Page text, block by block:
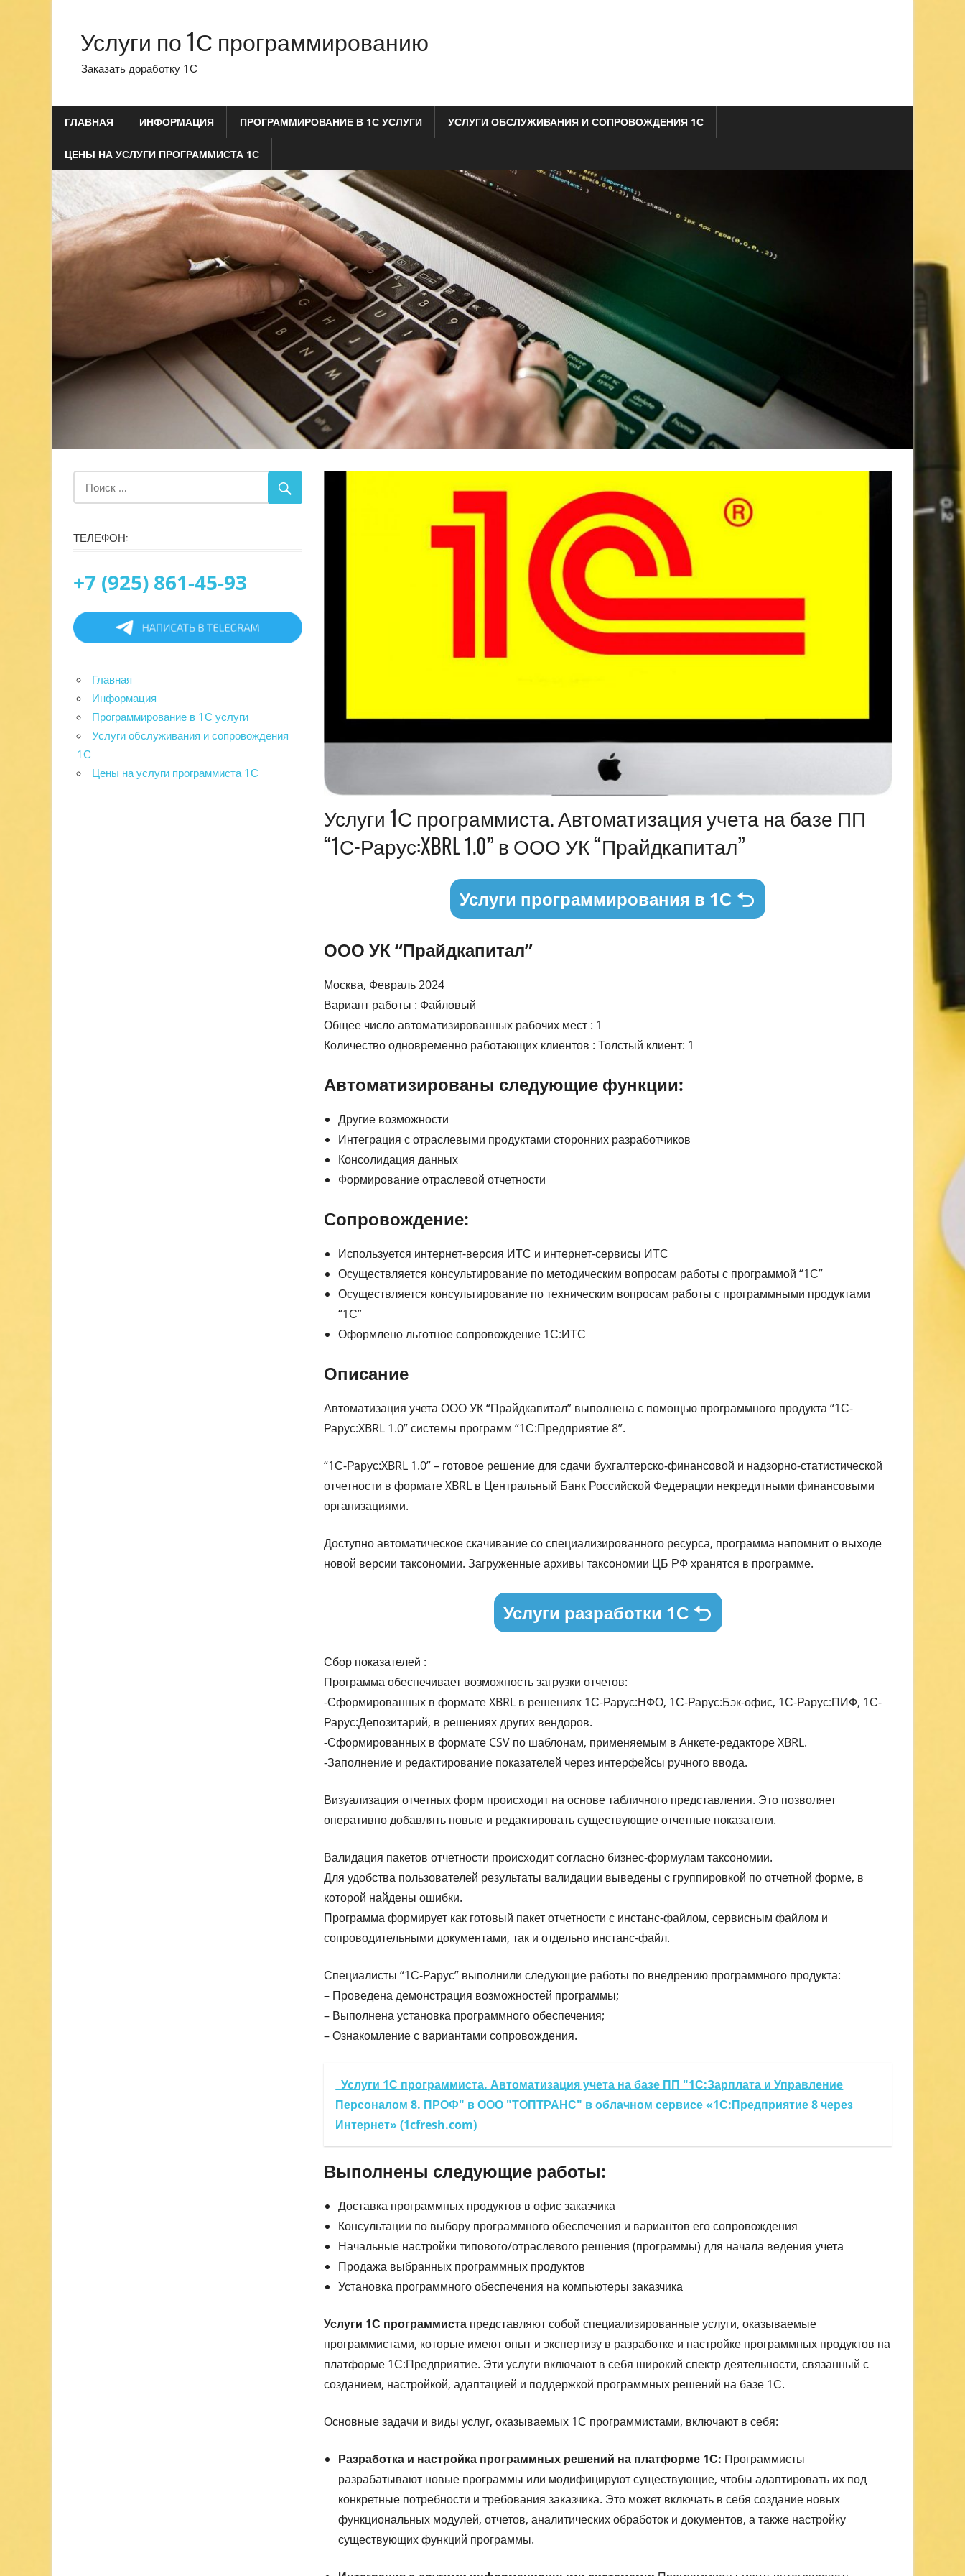
содержимому
Услуги по 1С программированию
Заказать доработку 1С
ГЛАВНАЯ ИНФОРМАЦИЯ ПРОГРАММИРОВАНИЕ В 1С УСЛУГИ УСЛУГИ ОБСЛУЖИВАНИЯ И СОПРОВОЖДЕНИЯ 1С
ЦЕНЫ НА УСЛУГИ ПРОГРАММИСТА 1С
Информация
Услуги 1С программиста. Автоматизация учета на базе ПП
“1С-Рарус:XBRL 1.0” в ООО УК “Прайдкапитал”
Услуги программирования в 1С
ООО УК “Прайдкапитал”
Москва, Февраль 2024
Вариант работы : Файловый
Общее число автоматизированных рабочих мест : 1
Количество одновременно работающих клиентов : Толстый клиент: 1
Автоматизированы следующие функции:
Другие возможности
Интеграция с отраслевыми продуктами сторонних разработчиков
Консолидация данных
Формирование отраслевой отчетности
Сопровождение:
Используется интернет-версия ИТС и интернет-сервисы ИТС
Осуществляется консультирование по методическим вопросам работы с программой “1С”
Осуществляется консультирование по техническим вопросам работы с программными продуктами
“1С”
Оформлено льготное сопровождение 1С:ИТС
Описание
Автоматизация учета ООО УК “Прайдкапитал” выполнена с помощью программного продукта “1С-
Рарус:XBRL 1.0” системы программ “1С:Предприятие 8”.
“1С-Рарус:XBRL 1.0” – готовое решение для сдачи бухгалтерско-финансовой и надзорно-статистической
отчетности в формате XBRL в Центральный Банк Российской Федерации некредитными финансовыми
организациями.
Доступно автоматическое скачивание со специализированного ресурса, программа напомнит о выходе
новой версии таксономии. Загруженные архивы таксономии ЦБ РФ хранятся в программе.
Услуги разработки 1С
Сбор показателей :
Программа обеспечивает возможность загрузки отчетов:
-Сформированных в формате XBRL в решениях 1С-Рарус:НФО, 1С-Рарус:Бэк-офис, 1С-Рарус:ПИФ, 1С-
Рарус:Депозитарий, в решениях других вендоров.
-Сформированных в формате CSV по шаблонам, применяемым в Анкете-редакторе XBRL.
-Заполнение и редактирование показателей через интерфейсы ручного ввода.
Визуализация отчетных форм происходит на основе табличного представления. Это позволяет
оперативно добавлять новые и редактировать существующие отчетные показатели.
Валидация пакетов отчетности происходит согласно бизнес-формулам таксономии.
Для удобства пользователей результаты валидации выведены с группировкой по отчетной форме, в
которой найдены ошибки.
Программа формирует как готовый пакет отчетности с инстанс-файлом, сервисным файлом и
сопроводительными документами, так и отдельно инстанс-файл.
Специалисты “1С-Рарус” выполнили следующие работы по внедрению программного продукта:
– Проведена демонстрация возможностей программы;
– Выполнена установка программного обеспечения;
– Ознакомление с вариантами сопровождения.
Услуги 1С программиста. Автоматизация учета на базе ПП "1С:Зарплата и Управление
Персоналом 8. ПРОФ" в ООО "ТОПТРАНС" в облачном сервисе «1С:Предприятие 8 через
Интернет» (1cfresh.com)
Выполнены следующие работы:
Доставка программных продуктов в офис заказчика
Консультации по выбору программного обеспечения и вариантов его сопровождения
Начальные настройки типового/отраслевого решения (программы) для начала ведения учета
Продажа выбранных программных продуктов
Установка программного обеспечения на компьютеры заказчика
Услуги 1С программиста представляют собой специализированные услуги, оказываемые
программистами, которые имеют опыт и экспертизу в разработке и настройке программных продуктов на
платформе 1С:Предприятие. Эти услуги включают в себя широкий спектр деятельности, связанный с
созданием, настройкой, адаптацией и поддержкой программных решений на базе 1С.
Основные задачи и виды услуг, оказываемых 1С программистами, включают в себя:
Разработка и настройка программных решений на платформе 1С: Программисты
разрабатывают новые программы или модифицируют существующие, чтобы адаптировать их под
конкретные потребности и требования заказчика. Это может включать в себя создание новых
функциональных модулей, отчетов, аналитических обработок и документов, а также настройку
существующих функций программы.
ТЕЛЕФОН:
+7 (925) 861-45-93
Главная
Информация
Программирование в 1С услуги
Услуги обслуживания и сопровождения
1С
Цены на услуги программиста 1С